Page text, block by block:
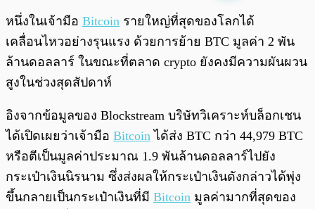
พร้อมเล่น 0:00/
หนึ่งในเจ้ามือ Bitcoin รายใหญ่ที่สุดของโลกได้
เคลื่อนไหวอย่างรุนแรง ด้วยการย้าย BTC มูลค่า 2 พัน
ล้านดอลลาร์ ในขณะที่ตลาด crypto ยังคงมีความผันผวน
สูงในช่วงสุดสัปดาห์
อิงจากข้อมูลของ Blockstream บริษัทวิเคราะห์บล็อกเชน
ได้เปิดเผยว่าเจ้ามือ Bitcoin ได้ส่ง BTC กว่า 44,979 BTC
หรือตีเป็นมูลค่าประมาณ 1.9 พันล้านดอลลาร์ไปยัง
กระเป๋าเงินนิรนาม ซึ่งส่งผลให้กระเป๋าเงินดังกล่าวได้พุ่ง
ขึ้นกลายเป็นกระเป๋าเงินที่มี Bitcoin มูลค่ามากที่สุดของ